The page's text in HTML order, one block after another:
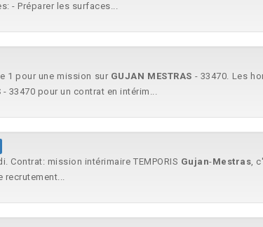
- Préparer les surfaces...
1 pour une mission sur GUJAN MESTRAS - 33470. Les
- 33470 pour un contrat en intérim...
Contrat: mission intérimaire TEMPORIS Gujan-Mestras,
recrutement...